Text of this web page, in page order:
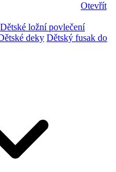
Otevřít
Dětské ložní povlečení
deky Dětský fusak do